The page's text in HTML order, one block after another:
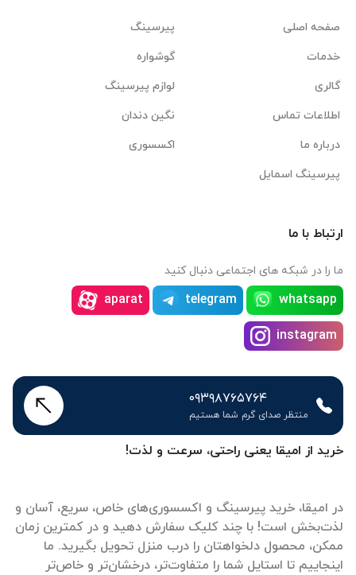
خرید از امیقا یعنی راحتی، سرعت و لذت!
در امیقا، خرید پیرسینگ و اکسسوری‌های خاص، سریع، آسان و
لذت‌بخش است! با چند کلیک سفارش دهید و در کمترین زمان
ممکن، محصول دلخواهتان را درب منزل تحویل بگیرید. ما
اینجاییم تا استایل شما را متفاوت‌تر، درخشان‌تر و خاص‌تر
صفحه اصلی
خدمات
گالری
اطلاعات تماس
درباره ما
پیرسینگ اسمایل
پیرسینگ
گوشواره
لوازم پیرسینگ
نگین دندان
اکسسوری
ارتباط با ما
ما را در شبکه های اجتماعی دنبال کنید
whatsapp
telegram
aparat
instagram
۰۹۳۹۸۷۶۵۷۶۴
منتظر صدای گرم شما هستیم